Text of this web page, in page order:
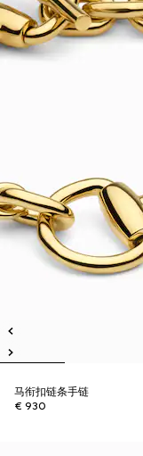
马衔扣链条手链
€ 930